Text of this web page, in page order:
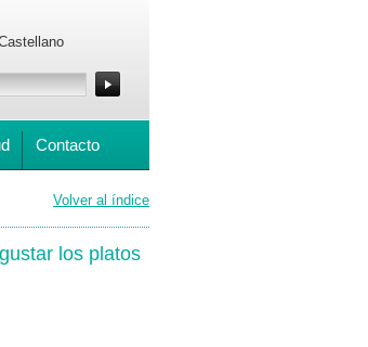
Contacto
Volver al índice
los platos